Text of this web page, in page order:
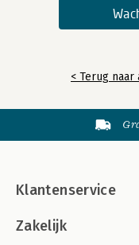
< Terug naar
Klantenservice
Zakelijk